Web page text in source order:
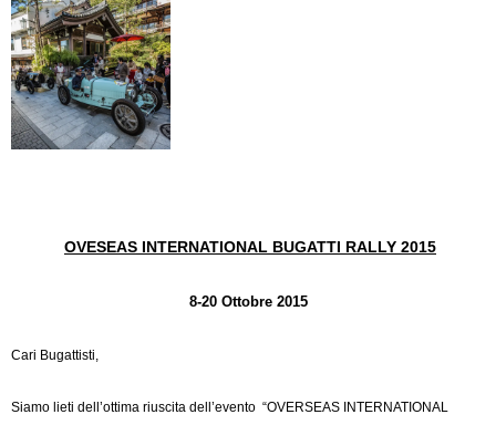
OVESEAS INTERNATIONAL BUGATTI RALLY 2015
8-20 Ottobre 2015
Cari Bugattisti,
Siamo lieti dell’ottima riuscita dell’evento “OVERSEAS INTERNATIONAL